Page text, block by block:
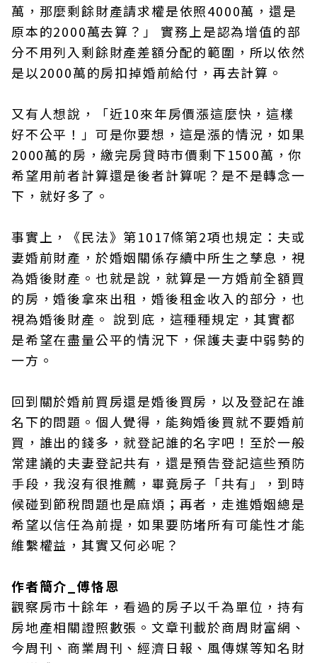
萬，那麼剩餘財產請求權是依照4000萬，還是
原本的2000萬去算？」 實務上是認為增值的部
分不用列入剩餘財產差額分配的範圍，所以依然
是以2000萬的房扣掉婚前給付，再去計算。
又有人想說，「近10來年房價漲這麼快，這樣
好不公平！」可是你要想，這是漲的情況，如果
2000萬的房，繳完房貸時市價剩下1500萬，你
希望用前者計算還是後者計算呢？是不是轉念一
下，就好多了。
事實上，《民法》第1017條第2項也規定：夫或
妻婚前財產，於婚姻關係存續中所生之孳息，視
為婚後財產。也就是說，就算是一方婚前全額買
的房，婚後拿來出租，婚後租金收入的部分，也
視為婚後財產。 說到底，這種種規定，其實都
是希望在盡量公平的情況下，保護夫妻中弱勢的
一方。
回到關於婚前買房還是婚後買房，以及登記在誰
名下的問題。個人覺得，能夠婚後買就不要婚前
買，誰出的錢多，就登記誰的名字吧！至於一般
常建議的夫妻登記共有，還是預告登記這些預防
手段，我沒有很推薦，畢竟房子「共有」，到時
候碰到節稅問題也是麻煩；再者，走進婚姻總是
希望以信任為前提，如果要防堵所有可能性才能
維繫權益，其實又何必呢？
作者簡介_​傅恪恩
觀察房市十餘年，看過的房子以千為單位，持有
房地產相關證照數張。文章刊載於商周財富網、
今周刊、商業周刊、經濟日報、風傳媒等知名財